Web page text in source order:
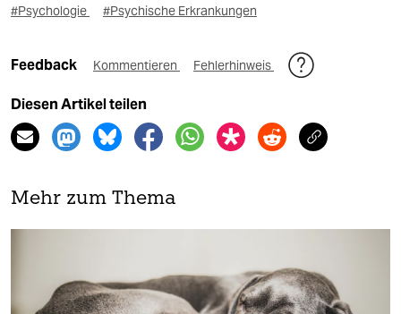
#Psychologie #Psychische Erkrankungen
Feedback Kommentieren Fehlerhinweis
Diesen Artikel teilen
Mehr zum Thema